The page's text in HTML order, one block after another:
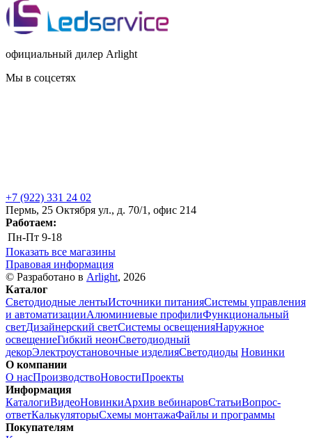
официальный дилер Arlight
Мы в соцсетях
+7 (922) 331 24 02
Пермь, 25 Октября ул., д. 70/1, офис 214
Работаем:
Пн-Пт 9-18
Показать все магазины
Правовая информация
© Разработано в Arlight, 2026
Каталог
Светодиодные лентыИсточники питанияСистемы управления
и автоматизацииАлюминиевые профилиФункциональный
светДизайнерский светСистемы освещенияНаружное
освещениеГибкий неонСветодиодный
декорЭлектроустановочные изделияСветодиоды Новинки
О компании
О насПроизводствоНовостиПроекты
Информация
КаталогиВидеоНовинкиАрхив вебинаровСтатьиВопрос-
ответКалькуляторыСхемы монтажаФайлы и программы
Покупателям